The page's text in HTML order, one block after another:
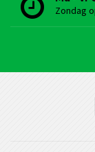
Zondag